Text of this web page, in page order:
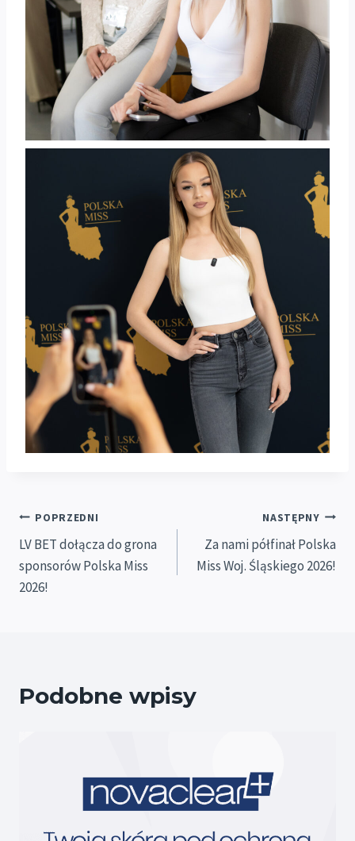
Nawigacja
wpisu
POPRZEDNI
LV BET dołącza do grona
sponsorów Polska Miss
2026!
NASTĘPNY
Za nami półfinał Polska
Miss Woj. Śląskiego 2026!
Podobne wpisy